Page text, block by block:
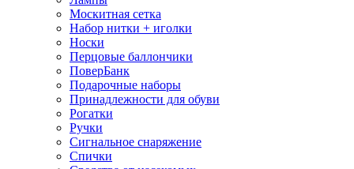
Москитная сетка
Набор нитки + иголки
Носки
Перцовые баллончики
ПоверБанк
Подарочные наборы
Принадлежности для обуви
Рогатки
Ручки
Сигнальное снаряжение
Спички